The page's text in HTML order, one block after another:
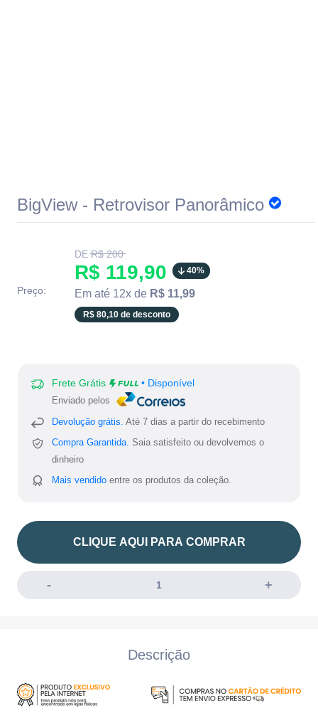
BigView - Retrovisor Panorâmico
Preço:
DETranslation
missing:
pt-
BR.product.general.regular_price
R$ 200
Translation
missing:
pt-
R$ 119,90 40%
Em até 12x de R$ 11,99
R$ 80,10 de desconto
Frete Grátis • Disponível
Enviado pelos
Devolução grátis. Até 7 dias a partir do recebimento
Compra Garantida. Saia satisfeito ou devolvemos o
dinheiro
Mais vendido entre os produtos da coleção.
CLIQUE AQUI PARA COMPRAR
Descrição